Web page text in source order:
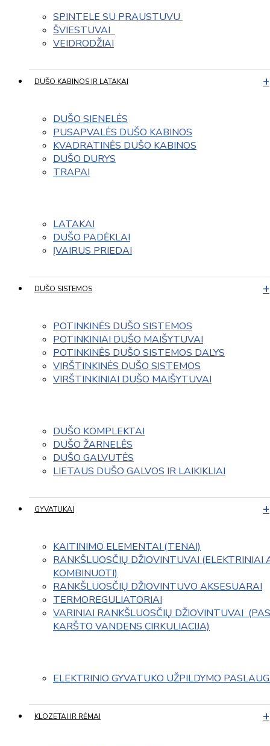
SPINTELE SU PRAUSTUVU
ŠVIESTUVAI
VEIDRODŽIAI
DUŠO KABINOS IR LATAKAI
DUŠO SIENELĖS
PUSAPVALĖS DUŠO KABINOS
KVADRATINĖS DUŠO KABINOS
DUŠO DURYS
TRAPAI
LATAKAI
DUŠO PADĖKLAI
ĮVAIRUS PRIEDAI
DUŠO SISTEMOS
POTINKINĖS DUŠO SISTEMOS
POTINKINIAI DUŠO MAIŠYTUVAI
POTINKINĖS DUŠO SISTEMOS DALYS
VIRŠTINKINĖS DUŠO SISTEMOS
VIRŠTINKINIAI DUŠO MAIŠYTUVAI
DUŠO KOMPLEKTAI
DUŠO ŽARNELĖS
DUŠO GALVUTĖS
LIETAUS DUŠO GALVOS IR LAIKIKLIAI
GYVATUKAI
KAITINIMO ELEMENTAI (TENAI)
RANKŠLUOSČIŲ DŽIOVINTUVAI (ELEKTRINIAI
KOMBINUOTI)
RANKŠLUOSČIŲ DŽIOVINTUVO AKSESUARAI
TERMOREGULIATORIAI
VARINIAI RANKŠLUOSČIŲ DŽIOVINTUVAI
KARŠTO VANDENS CIRKULIACIJA)
ELEKTRINIO GYVATUKO UŽPILDYMO
KLOZETAI IR RĖMAI